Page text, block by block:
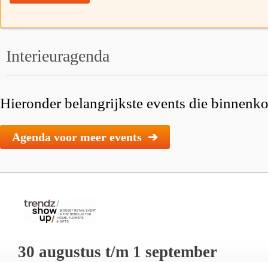
Interieuragenda
Hieronder belangrijkste events die
Agenda voor meer events ➔
30 augustus t/m 1 september